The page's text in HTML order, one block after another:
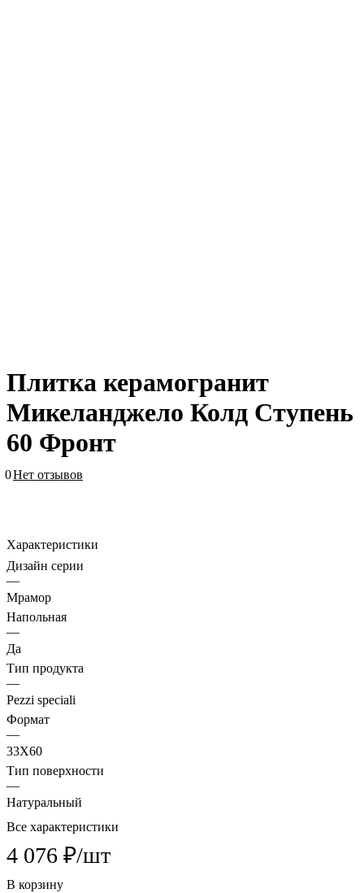
Плитка керамогранит
Микеланджело Колд Ступень
60 Фронт
0Нет отзывов
Характеристики
Дизайн серии
—
Мрамор
Напольная
—
Да
Тип продукта
—
Pezzi speciali
Формат
—
33X60
Тип поверхности
—
Натуральный
Все характеристики
4 076 ₽/шт
В корзину